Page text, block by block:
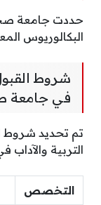
حددت جامعة
البكالوريوس
شروط
في جامعة
تم تحديد شروط
التربية
التخصص